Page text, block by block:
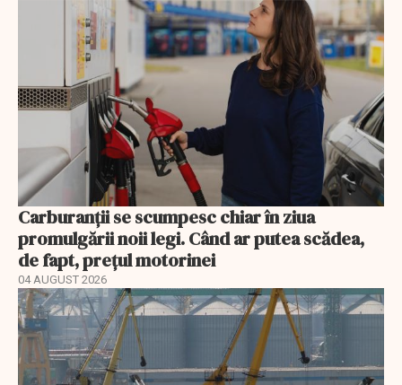
Carburanții se scumpesc chiar în ziua
promulgării noii legi. Când ar putea scădea,
de fapt, prețul motorinei
04 AUGUST 2026